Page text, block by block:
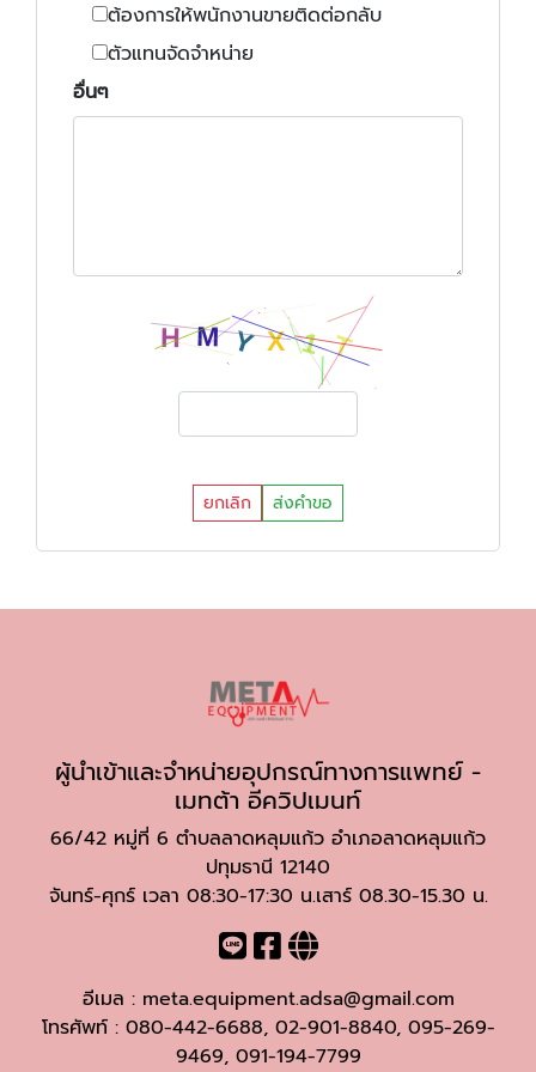
ต้องการให้พนักงานขายติดต่อกลับ
ตัวแทนจัดจำหน่าย
อื่นๆ
ยกเลิก ส่งคำขอ
ผู้นำเข้าและจำหน่ายอุปกรณ์ทางการแพทย์ -
เมทต้า อีควิปเมนท์
66/42 หมู่ที่ 6 ตำบลลาดหลุมแก้ว อำเภอลาดหลุมแก้ว
ปทุมธานี 12140
จันทร์-ศุกร์ เวลา 08:30-17:30 น.เสาร์ 08.30-15.30 น.
อีเมล : meta.equipment.adsa@gmail.com
โทรศัพท์ : 080-442-6688, 02-901-8840, 095-269-
9469, 091-194-7799